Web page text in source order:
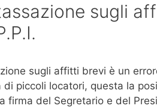
sugli
sugli affitti brevi è un
piccoli locatori, questa la
firma del Segretario e del